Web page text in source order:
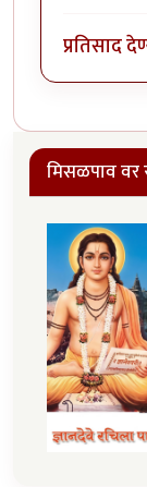
प्रतिसाद
मिसळपाव